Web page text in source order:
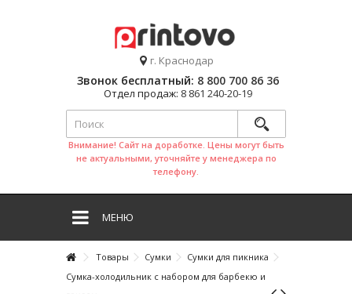
г. Краснодар
Звонок бесплатный: 8 800 700 86 36
Отдел продаж: 8 861 240-20-19
Внимание! Сайт на доработке. Цены могут быть
не актуальными, уточняйте у менеджера по
телефону.
МЕНЮ
Товары Сумки
Сумки для пикника
Сумка-холодильник с набором для барбекю и